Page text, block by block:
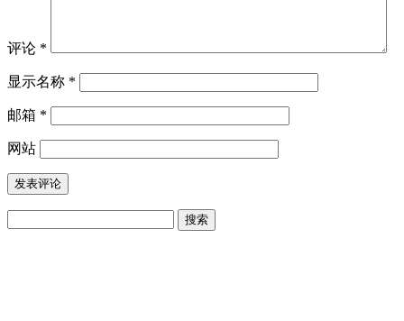
评论 *
显示名称 *
邮箱 *
网站